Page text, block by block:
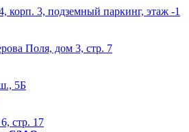
корп. 3, подземный паркинг, этаж -1
Поля, дом 3, стр. 7
5Б
стр. 17